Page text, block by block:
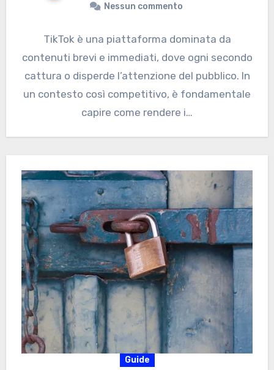
Nessun commento
TikTok è una piattaforma dominata da
contenuti brevi e immediati, dove ogni secondo
cattura o disperde l’attenzione del pubblico. In
un contesto così competitivo, è fondamentale
capire come rendere i…
Guide